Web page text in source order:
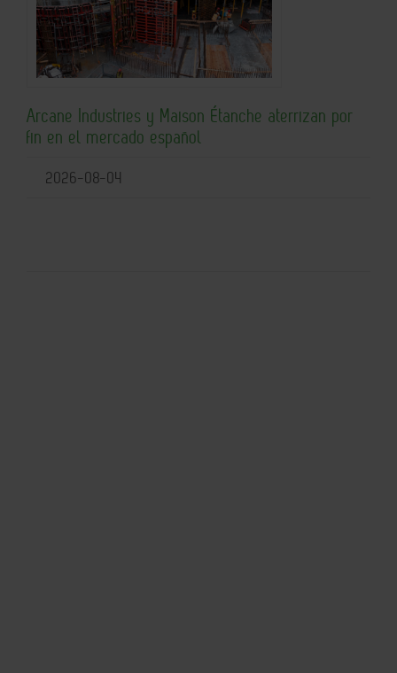
Arcane Industries y Maison Étanche aterrizan por
fin en el mercado español
2026-08-04